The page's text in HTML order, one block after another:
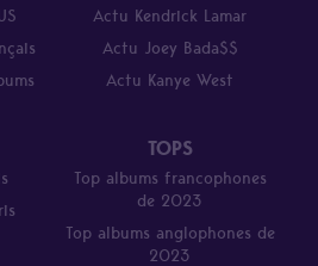
Actu Kendrick Lamar
Actu Joey Bada$$
Actu Kanye West
TOPS
Top albums francophones
de 2023
Top albums anglophones de
2023